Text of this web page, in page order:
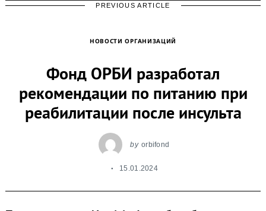
PREVIOUS ARTICLE
НОВОСТИ ОРГАНИЗАЦИЙ
Фонд ОРБИ разработал
рекомендации по питанию при
реабилитации после инсульта
by orbifond
15.01.2024